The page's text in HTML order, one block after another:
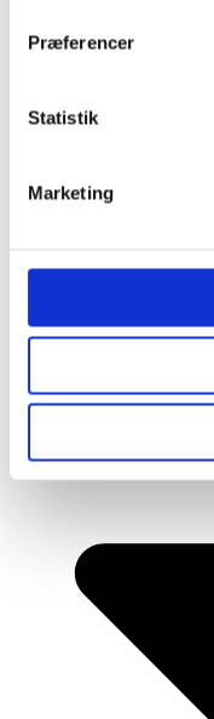
Præferencer
Statistik
Marketing